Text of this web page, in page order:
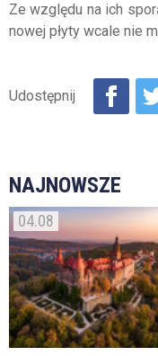
Ze względu na ich
nowej płyty wcale nie
NAJNOWSZE
04.08